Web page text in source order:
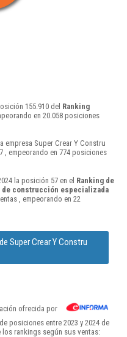
155.910 del Ranking
en 20.058 posiciones
empresa Super Crear Y Constru
, empeorando en 774 posiciones
la posición 57 en el Ranking de
de construcción especializada
, empeorando en 22
Super Crear Y Constru
ofrecida por
posiciones entre 2023 y 2024 de
rankings según sus ventas: